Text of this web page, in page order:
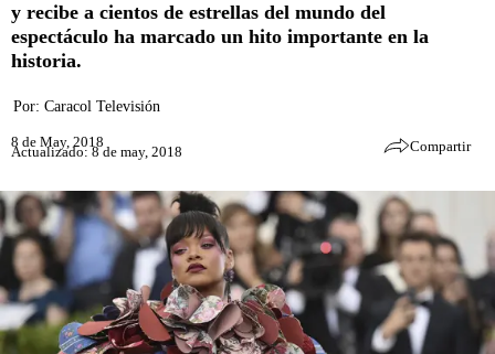
y recibe a cientos de estrellas del mundo del
espectáculo ha marcado un hito importante en la
historia.
Por: Caracol Televisión
8 de May, 2018
Actualizado: 8 de may, 2018 Compartir